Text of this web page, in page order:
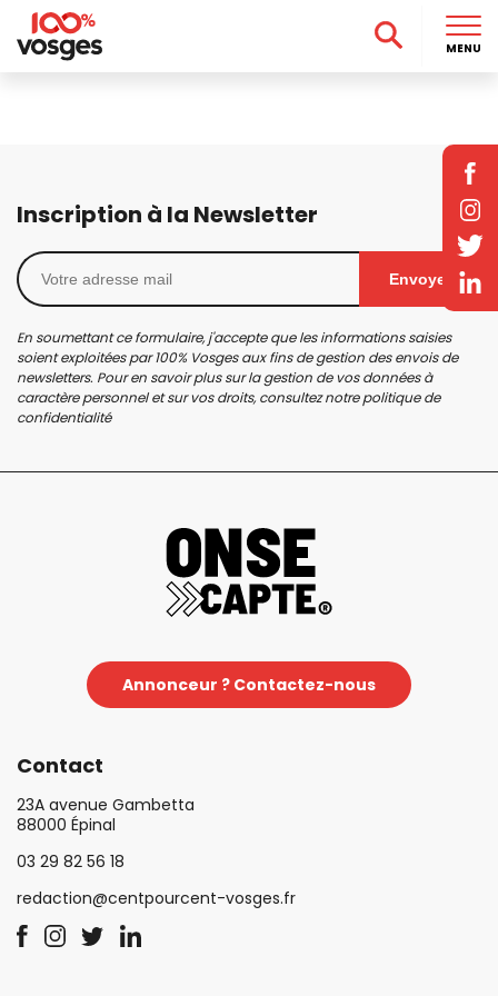
Inscription à la Newsletter
Envoyer
En soumettant ce formulaire, j'accepte que les informations saisies
soient exploitées par 100% Vosges aux fins de gestion des envois de
newsletters. Pour en savoir plus sur la gestion de vos données à
caractère personnel et sur vos droits, consultez notrepolitique de
confidentialité
Annonceur ? Contactez-nous
Contact
23A avenue Gambetta
88000 Épinal
03 29 82 56 18
redaction@centpourcent-vosges.fr
MENU